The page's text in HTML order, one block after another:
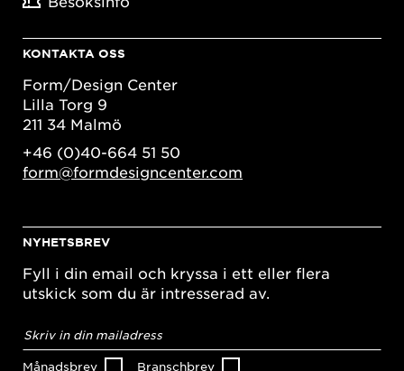
KONTAKTA OSS
Form/Design Center
Lilla Torg 9
211 34 Malmö
+46 (0)40-664 51 50
form@formdesigncenter.com
NYHETSBREV
Fyll i din email och kryssa i ett eller flera
utskick som du är intresserad av.
postadress*
Månadsbrev Branschbrev